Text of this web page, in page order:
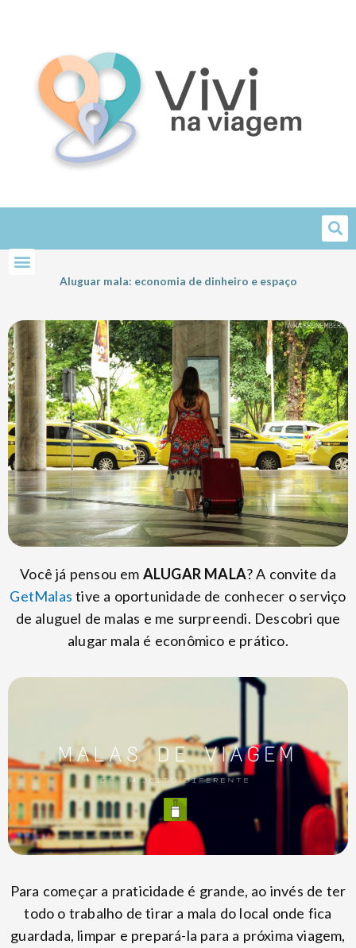
Aluguar mala: economia de dinheiro e espaço
Você já pensou em ALUGAR MALA? A convite da
GetMalas tive a oportunidade de conhecer o serviço
de aluguel de malas e me surpreendi. Descobri que
alugar mala é econômico e prático.
Para começar a praticidade é grande, ao invés de ter
todo o trabalho de tirar a mala do local onde fica
guardada, limpar e prepará-la para a próxima viagem,